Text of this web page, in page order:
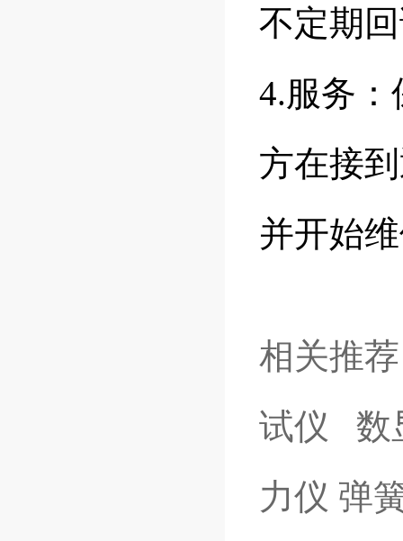
不定期
4.服务
方在接
并开始
相关推
试仪
数
力仪 弹